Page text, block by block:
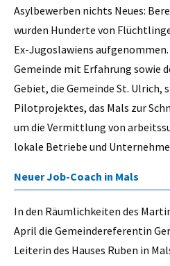
Asylbewerben nichts Neues:
wurden Hunderte von
Ex-Jugoslawiens
Gemeinde mit Erfahrung sowie
Gebiet, die Gemeinde St. Ulrich,
Pilotprojektes, das Mals zur
um die Vermittlung von
lokale Betriebe und
Neuer Job-Coach in Mals
In den Räumlichkeiten des
April die Gemeindereferentin
Leiterin des Hauses Ruben in